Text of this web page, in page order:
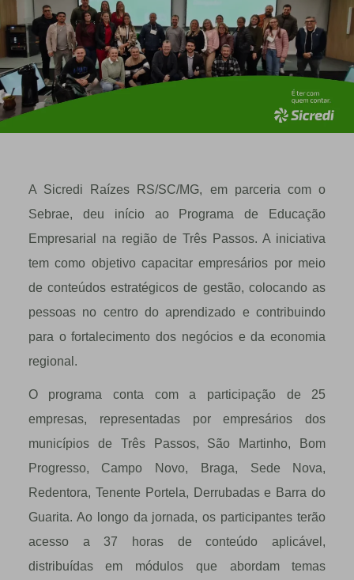
A Sicredi Raízes RS/SC/MG, em parceria com o
Sebrae, deu início ao Programa de Educação
Empresarial na região de Três Passos. A iniciativa
tem como objetivo capacitar empresários por meio
de conteúdos estratégicos de gestão, colocando as
pessoas no centro do aprendizado e contribuindo
para o fortalecimento dos negócios e da economia
regional.
O programa conta com a participação de 25
empresas, representadas por empresários dos
municípios de Três Passos, São Martinho, Bom
Progresso, Campo Novo, Braga, Sede Nova,
Redentora, Tenente Portela, Derrubadas e Barra do
Guarita. Ao longo da jornada, os participantes terão
acesso a 37 horas de conteúdo aplicável,
distribuídas em módulos que abordam temas